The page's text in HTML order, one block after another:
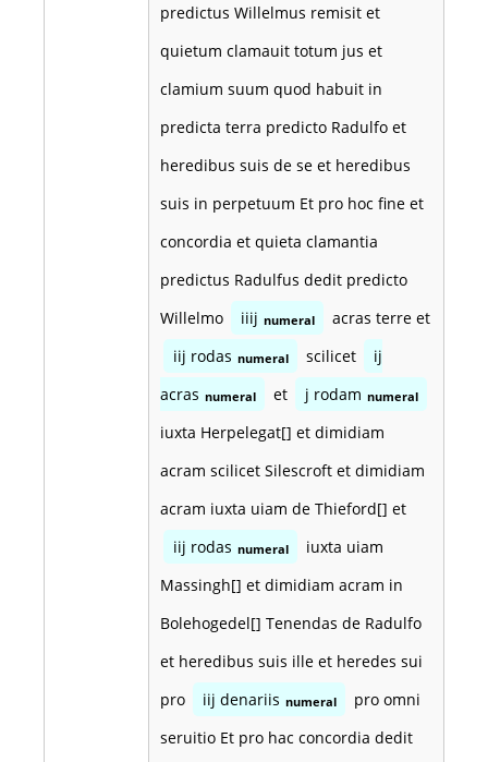
predictus Willelmus remisit et
quietum clamauit totum jus et
clamium suum quod habuit in
predicta terra predicto Radulfo et
heredibus suis de se et heredibus
suis in perpetuum Et pro hoc fine et
concordia et quieta clamantia
predictus Radulfus dedit predicto
Willelmo
iiij numeral
acras terre et
iij rodas numeral scilicet
ij
acras numeral et j rodam numeral
iuxta Herpelegat[] et dimidiam
acram scilicet Silescroft et dimidiam
acram iuxta uiam de Thieford[] et
iij rodas numeral
iuxta uiam
Massingh[] et dimidiam acram in
Bolehogedel[] Tenendas de Radulfo
et heredibus suis ille et heredes sui
pro
iij denariis numeral
pro omni
seruitio Et pro hac concordia dedit